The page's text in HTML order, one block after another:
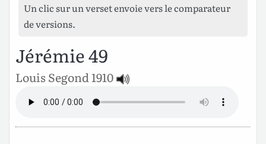
Un clic sur un verset envoie vers le comparateur
de versions.
Jérémie 49
Louis Segond 1910